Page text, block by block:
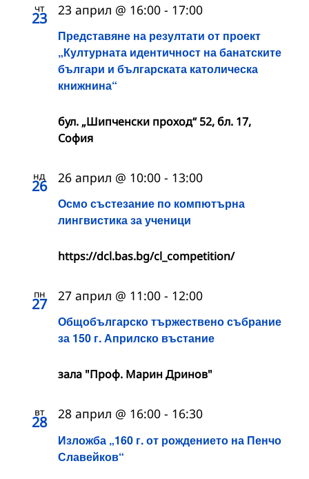
чт
23
Представяне на резултати от проект
„Културната идентичност на банатските
българи и българската католическа
книжнина“
23 април @ 16:00 - 17:00
бул. „Шипченски проход“ 52, бл. 17,
София
нд
26
Осмо състезание по компютърна
лингвистика за ученици
26 април @ 10:00 - 13:00
https://dcl.bas.bg/cl_competition/
пн
27
Общобългарско тържествено събрание
за 150 г. Априлско въстание
27 април @ 11:00 - 12:00
зала "Проф. Марин Дринов"
вт
28
Изложба „160 г. от рождението на Пенчо
Славейков“
28 април @ 16:00 - 16:30